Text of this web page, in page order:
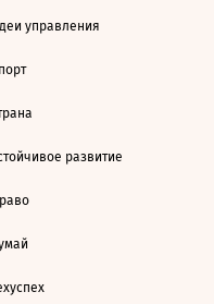
управления
развитие